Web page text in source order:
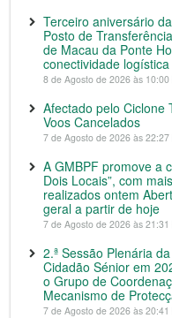
Terceiro aniversário
Posto de
de Macau da Ponte
conectividade
8 de Agosto de 2026 às 10:00
Afectado pelo Ciclone
Voos Cancelados
7 de Agosto de 2026 às 22:27
A GMBPF promove a
Dois Locais”, com
realizados ontem
geral a partir de hoje
7 de Agosto de 2026 às 21:31
2.ª Sessão Plenária
Cidadão Sénior em
o Grupo de
Mecanismo de
7 de Agosto de 2026 às 20:41